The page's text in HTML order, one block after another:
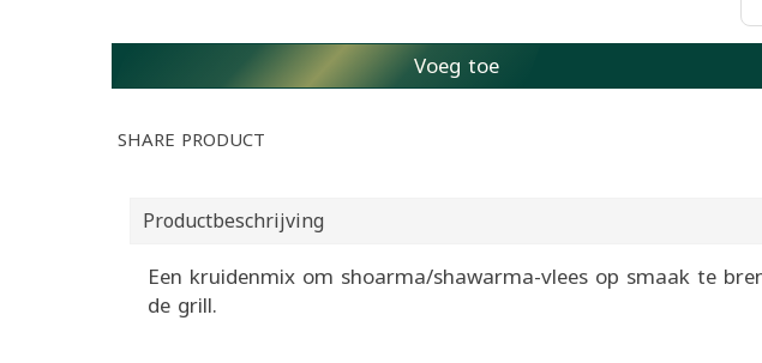
Voeg toe
SHARE PRODUCT
Productbeschrijving
Een kruidenmix om shoarma/shawarma-vlees op smaak te
de grill.